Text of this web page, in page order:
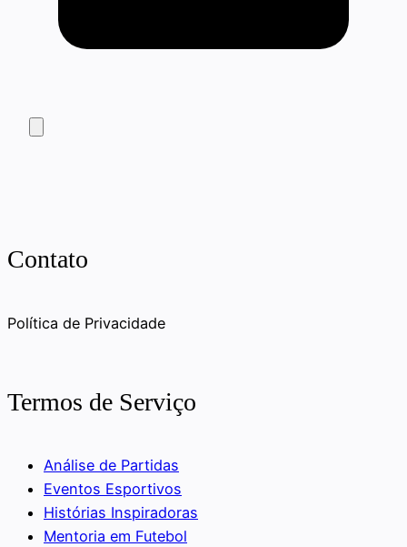
Contato
Política de Privacidade
Termos de Serviço
Análise de Partidas
Eventos Esportivos
Histórias Inspiradoras
Mentoria em Futebol